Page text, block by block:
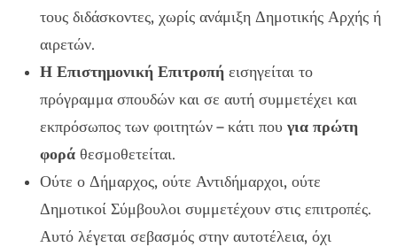
τους διδάσκοντες, χωρίς ανάμιξη Δημοτικής Αρχής ή
αιρετών.
Η Επιστημονική Επιτροπή εισηγείται το
πρόγραμμα σπουδών και σε αυτή συμμετέχει και
εκπρόσωπος των φοιτητών – κάτι που για πρώτη
φορά θεσμοθετείται.
Ούτε ο Δήμαρχος, ούτε Αντιδήμαρχοι, ούτε
Δημοτικοί Σύμβουλοι συμμετέχουν στις επιτροπές.
Αυτό λέγεται σεβασμός στην αυτοτέλεια, όχι